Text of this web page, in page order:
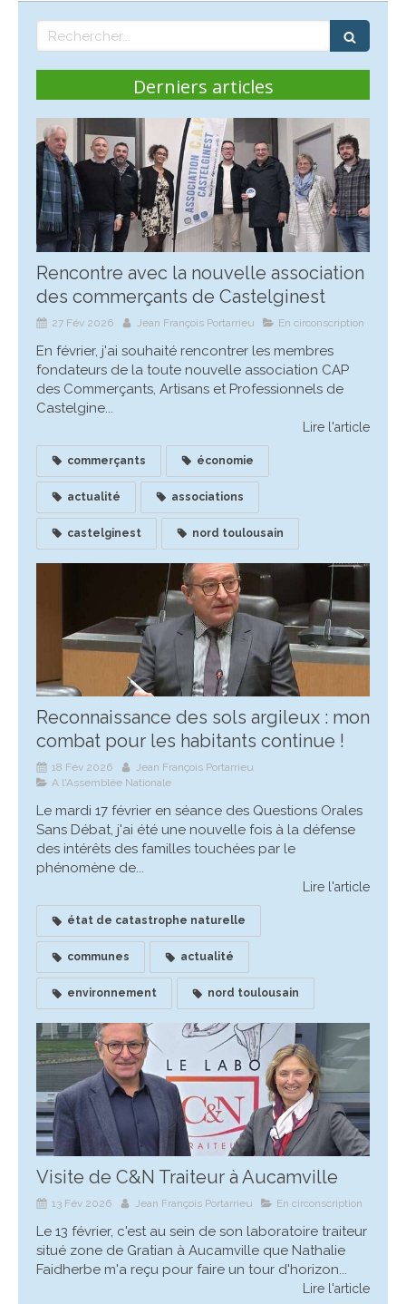
Rechercher
Derniers articles
Rencontre avec la nouvelle association
des commerçants de Castelginest
27 Fév 2026 Jean François Portarrieu En circonscription
En février, j'ai souhaité rencontrer les membres
fondateurs de la toute nouvelle association CAP
des Commerçants, Artisans et Professionnels de
Castelgine...
Lire l'article
commerçants économie
actualité associations
castelginest nord toulousain
Reconnaissance des sols argileux : mon
combat pour les habitants continue !
18 Fév 2026
Jean François Portarrieu
A l'Assemblée Nationale
Le mardi 17 février en séance des Questions Orales
Sans Débat, j'ai été une nouvelle fois à la défense
des intérêts des familles touchées par le
phénomène de...
Lire l'article
état de catastrophe naturelle
communes actualité
environnement nord toulousain
Visite de C&N Traiteur à Aucamville
13 Fév 2026 Jean François Portarrieu En circonscription
Le 13 février, c'est au sein de son laboratoire traiteur
situé zone de Gratian à Aucamville que Nathalie
Faidherbe m'a reçu pour faire un tour d'horizon...
Lire l'article